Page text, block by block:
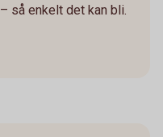
så enkelt det kan bli.